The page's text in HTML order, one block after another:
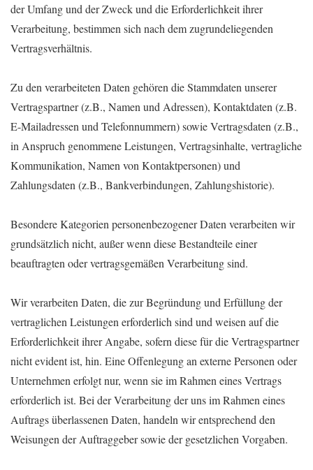
der Umfang und der Zweck und die Erforderlichkeit ihrer
Verarbeitung, bestimmen sich nach dem zugrundeliegenden
Vertragsverhältnis.
Zu den verarbeiteten Daten gehören die Stammdaten unserer
Vertragspartner (z.B., Namen und Adressen), Kontaktdaten (z.B.
E-Mailadressen und Telefonnummern) sowie Vertragsdaten (z.B.,
in Anspruch genommene Leistungen, Vertragsinhalte, vertragliche
Kommunikation, Namen von Kontaktpersonen) und
Zahlungsdaten (z.B., Bankverbindungen, Zahlungshistorie).
Besondere Kategorien personenbezogener Daten verarbeiten wir
grundsätzlich nicht, außer wenn diese Bestandteile einer
beauftragten oder vertragsgemäßen Verarbeitung sind.
Wir verarbeiten Daten, die zur Begründung und Erfüllung der
vertraglichen Leistungen erforderlich sind und weisen auf die
Erforderlichkeit ihrer Angabe, sofern diese für die Vertragspartner
nicht evident ist, hin. Eine Offenlegung an externe Personen oder
Unternehmen erfolgt nur, wenn sie im Rahmen eines Vertrags
erforderlich ist. Bei der Verarbeitung der uns im Rahmen eines
Auftrags überlassenen Daten, handeln wir entsprechend den
Weisungen der Auftraggeber sowie der gesetzlichen Vorgaben.